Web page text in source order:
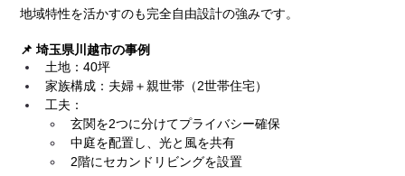
地域特性を活かすのも完全自由設計の強みです。
📌 埼玉県川越市の事例
土地：40坪
家族構成：夫婦＋親世帯（2世帯住宅）
工夫：
玄関を2つに分けてプライバシー確保
中庭を配置し、光と風を共有
2階にセカンドリビングを設置